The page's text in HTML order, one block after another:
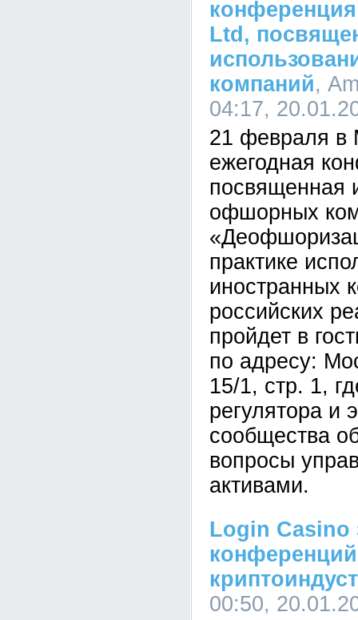
Ltd,
компаний,
04:17,
21 февраля в
ежегодная
посвященная
офшорных
практике
иностранных
российских
пройдет в
по адресу:
15/1, стр. 1,
регулятора и
сообщества
вопросы
активами.
Login Casino
00:50,